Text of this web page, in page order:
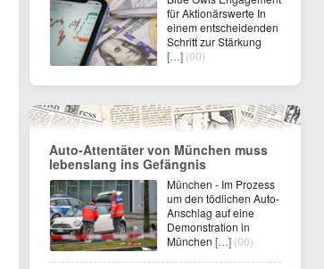
für Aktionärswerte In
einem entscheidenden
Schritt zur Stärkung
[…] (00)
Auto-Attentäter von München muss
lebenslang ins Gefängnis
München - Im Prozess
um den tödlichen Auto-
Anschlag auf eine
Demonstration in
München […] (00)